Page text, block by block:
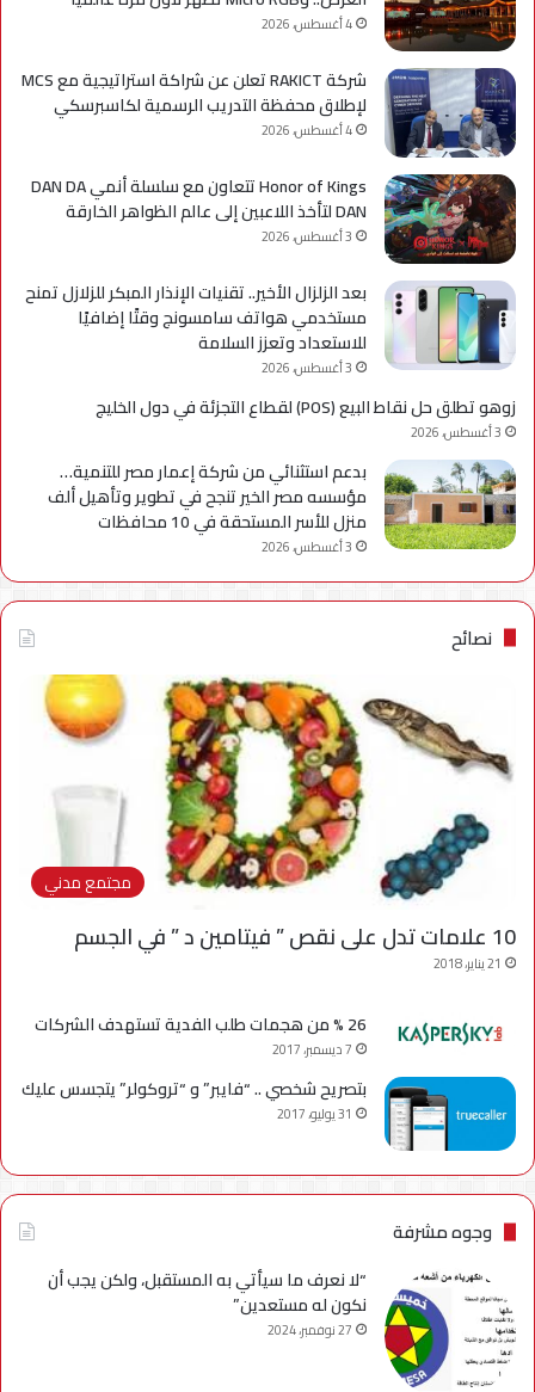
4 أغسطس، 2026
شركة RAKICT تعلن عن شراكة استراتيجية مع MCS
لإطلاق محفظة التدريب الرسمية لكاسبرسكي
4 أغسطس، 2026
Honor of Kings تتعاون مع سلسلة أنمي DAN DA
DAN لتأخذ اللاعبين إلى عالم الظواهر الخارقة
3 أغسطس، 2026
بعد الزلزال الأخير.. تقنيات الإنذار المبكر للزلازل تمنح
مستخدمي هواتف سامسونج وقتًا إضافيًا
للاستعداد وتعزز السلامة
3 أغسطس، 2026
زوهو تطلق حل نقاط البيع (POS) لقطاع التجزئة في دول الخليج
3 أغسطس، 2026
بدعم استثنائي من شركة إعمار مصر للتنمية…
مؤسسه مصر الخير تنجح في تطوير وتأهيل ألف
منزل للأسر المستحقة في 10 محافظات
3 أغسطس، 2026
نصائح
مجتمع مدني
10 علامات تدل على نقص ” فيتامين د ” في الجسم
21 يناير، 2018
26 % من هجمات طلب الفدية تستهدف الشركات
7 ديسمبر، 2017
بتصريح شخصي .. “فايبر” و “تروكولر” يتجسس عليك
31 يوليو، 2017
وجوه مشرفة
“لا نعرف ما سيأتي به المستقبل، ولكن يجب أن
نكون له مستعدين”
27 نوفمبر، 2024